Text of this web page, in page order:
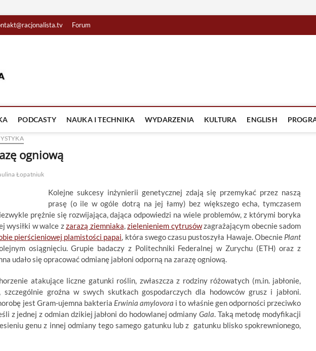
Forum
PODCASTY NAUKA I TECHNIKA WYDARZENIA KULTURA ENGLISH
ogniową
Łopatniuk
Kolejne sukcesy inżynierii genetycznej zdają się przemykać przez naszą
prasę (o ile w ogóle dotrą na jej łamy) bez większego echa, tymczasem
prężnie się rozwijająca, dająca odpowiedzi na wiele problemów, z którymi boryka
wysiłki w walce zzarazą ziemniaka,zielenieniem cytrusówzagrażającym obecnie sadom
pierścieniowej plamistości papai, która swego czasu pustoszyła Hawaje. Obecnie Plant
osiągnięciu. Grupie badaczy z Politechniki Federalnej w Zurychu (ETH) oraz z
udało się opracować odmianę jabłoni odporną na zarazę ogniową.
atakujące liczne gatunki roślin, zwłaszcza z rodziny różowatych (m.in. jabłonie,
szczególnie groźna w swych skutkach gospodarczych dla hodowców grusz i jabłoni.
jest Gram-ujemna bakteria Erwinia amylovora i to właśnie gen odporności przeciwko
z jednej z odmian dzikiej jabłoni do hodowlanej odmiany Gala. Taką metodę modyfikacji
genu z innej odmiany tego samego gatunku lub z gatunku blisko spokrewnionego,